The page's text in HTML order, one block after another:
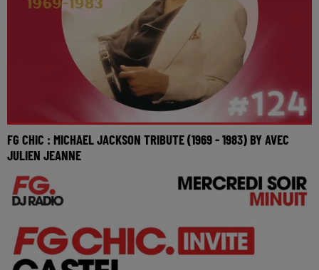
FG CHIC : MICHAEL JACKSON TRIBUTE (1969 - 1983) BY AVEC
JULIEN JEANNE
Julien Jeanne du jeudi 28 mai 2026 Tracklist :